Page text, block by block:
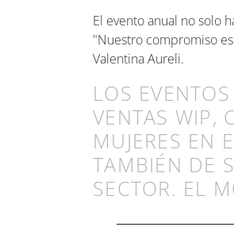
El evento anual no solo
"Nuestro compromiso
Valentina Aureli.
LOS
VENTAS WIP,
MUJERES EN
TAMBIÉN DE
SECTOR. EL